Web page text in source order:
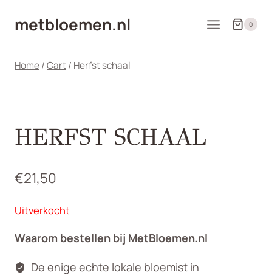
naarmetbloemen.nl 0
Home/Cart/ Herfst schaal
HERFST SCHAAL
€21,50
Uitverkocht
Waarom bestellen bij MetBloemen.nl
De enige echte lokale bloemist in